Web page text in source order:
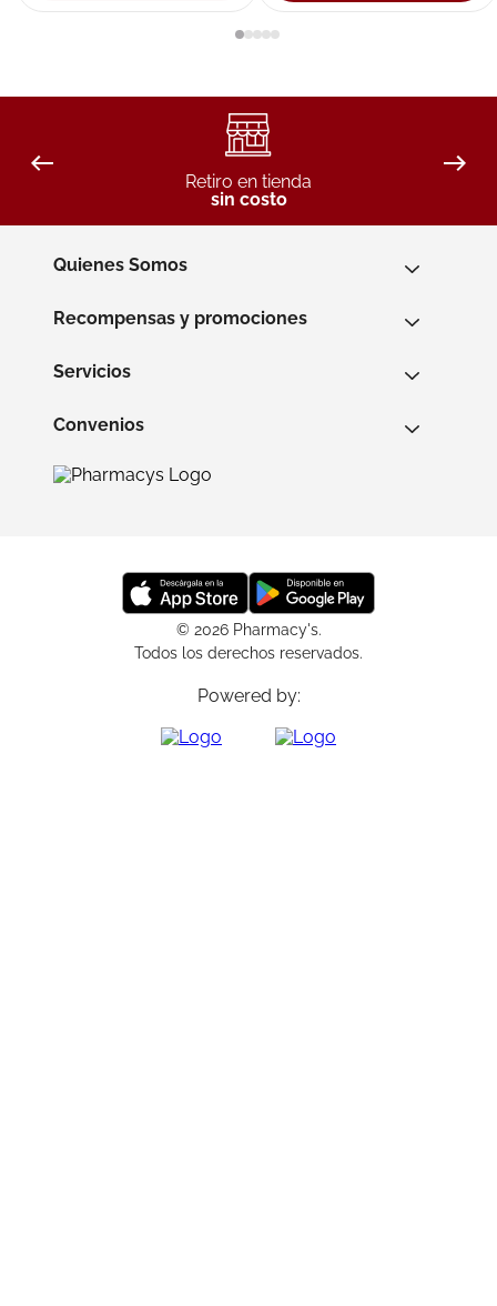
Retiro en tienda
sin costo
Quienes Somos
Recompensas y promociones
Servicios
Convenios
© 2026 Pharmacy's.
Todos los derechos reservados.
Powered by: